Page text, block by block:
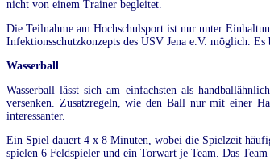
nicht von einem Trainer begleitet.
Die Teilnahme am Hochschulsport ist nur unter
Infektionsschutzkonzepts des USV Jena e.V. möglich.
Wasserball
Wasserball lässt sich am einfachsten als
versenken. Zusatzregeln, wie den Ball nur mit einer
interessanter.
Ein Spiel dauert 4 x 8 Minuten, wobei die Spielzeit
spielen 6 Feldspieler und ein Torwart je Team. Das